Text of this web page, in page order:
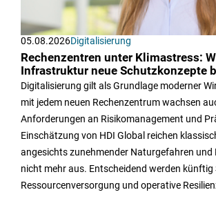
05.08.2026Digitalisierung
Rechenzentren unter Klimastress:
Infrastruktur neue Schutzkonzepte
Digitalisierung gilt als Grundlage moderner
mit jedem neuen Rechenzentrum wachsen
Anforderungen an Risikomanagement und
Einschätzung von HDI Global reichen
angesichts zunehmender Naturgefahren und
nicht mehr aus. Entscheidend werden
Ressourcenversorgung und operative